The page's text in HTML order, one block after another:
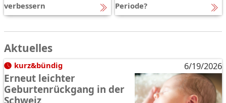
verbessern
Periode?
Aktuelles
kurz&bündig 6/19/2026
Erneut leichter
Geburtenrückgang in der